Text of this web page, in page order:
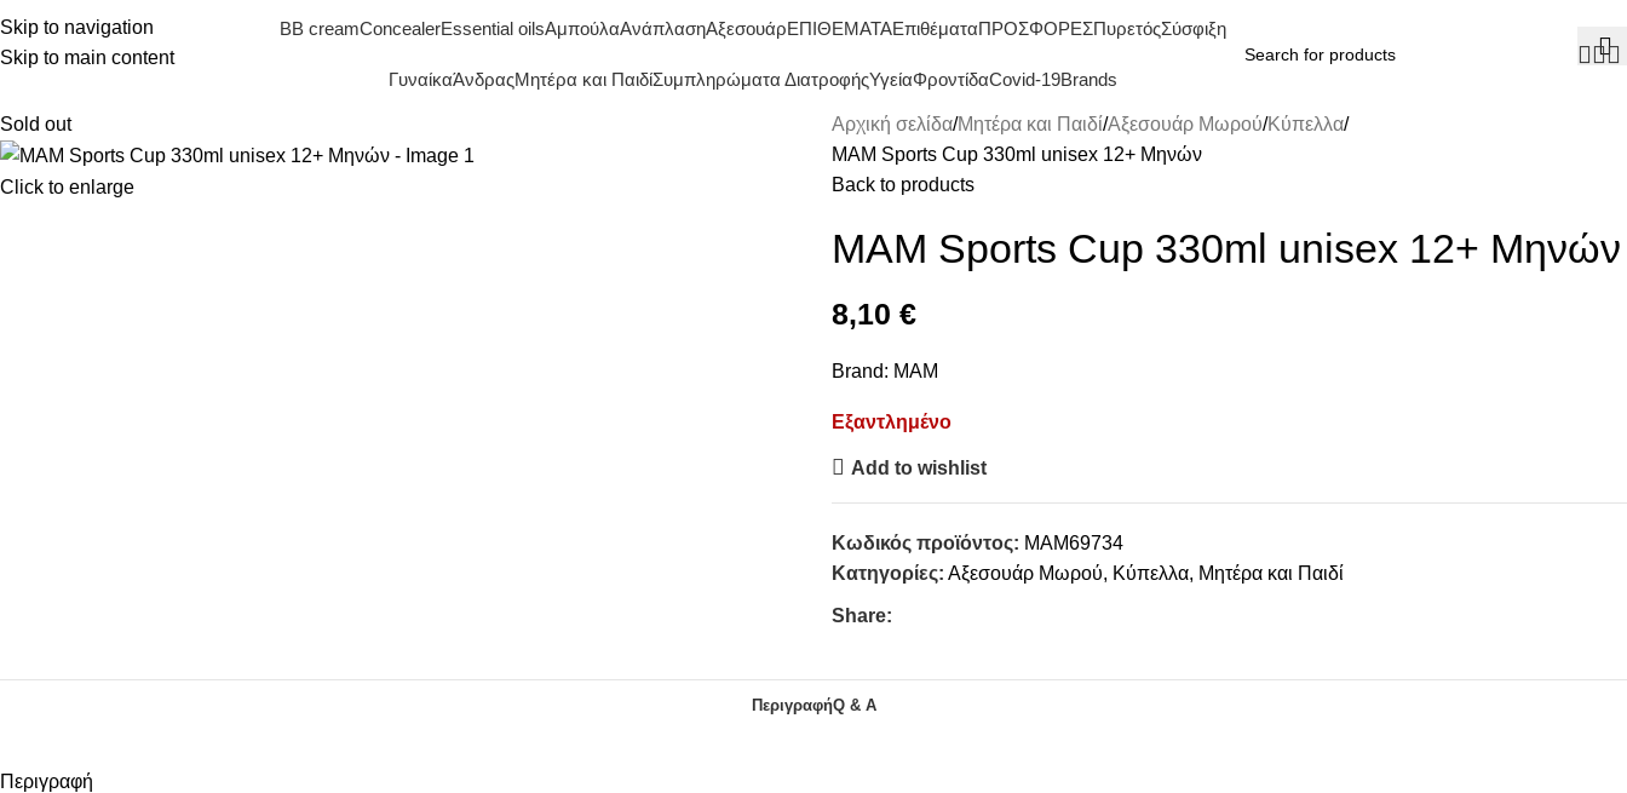
Skip to navigation
Skip to main content
BB creamConcealerEssential oilsΑμπούλαΑνάπλασηΑξεσουάρΕΠΙΘΕΜΑΤΑΕπιθέματαΠΡΟΣΦΟΡΕΣΠυρετόςΣύσφιξη
ΓυναίκαΆνδραςΜητέρα και ΠαιδίΣυμπληρώματα ΔιατροφήςΥγείαΦροντίδαCovid-19Brands
Sold out
Click to enlarge
Αρχική σελίδα Μητέρα και Παιδί Αξεσουάρ Μωρού Κύπελλα
MAM Sports Cup 330ml unisex 12+ Μηνών
Back to products
MAM Sports Cup 330ml unisex 12+ Μηνών
8,10 €
Brand: MAM
Εξαντλημένο
Add to wishlist
Κωδικός προϊόντος: MAM69734
Κατηγορίες: Αξεσουάρ Μωρού, Κύπελλα, Μητέρα και Παιδί
Share:
ΠεριγραφήQ & A
Περιγραφή